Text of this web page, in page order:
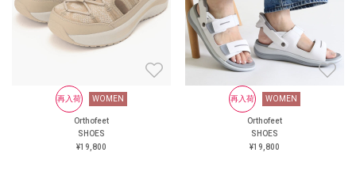
再入荷 WOMEN
Orthofeet
SHOES
¥19,800
再入荷 WOMEN
Orthofeet
SHOES
¥19,800
再入荷
Orthofeet
SHOES
再入荷
Orthofeet
SHOES